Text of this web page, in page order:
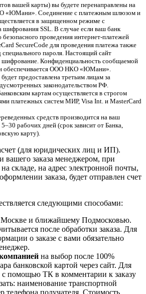
вашей карты) вы будете перенаправлены на
«ЮМани». Соединение с платежным шлюзом и
в защищенном режиме с
шифрования SSL. В случае если ваш банк
проведения интернет-платежей
SecureCode для проведения платежа также
пароля. Настоящий сайт
Конфиденциальность сообщаемой
обеспечивается ООО НКО «ЮМани».
предоставлена третьим лицам за
законодательством РФ.
картам осуществляется в строгом
платежных систем МИР, Visa Int. и MasterCard
средств производится на ваш
рабочих дней (срок зависит от Банка,
карту).
(для юридических лиц и ИП).
вашего заказа менеджером, при
складе, на адрес электронной почты,
заказа, будет отправлен счет
следующими способами:
Москве и ближайшему Подмосковью.
после обработки заказа. Для
о заказе с вами обязательно
на выбор после 100%
банковской картой через сайт. Для
с помощью ТК в комментарии к заказу
наименование транспортной
телефона получателя. Стоимость